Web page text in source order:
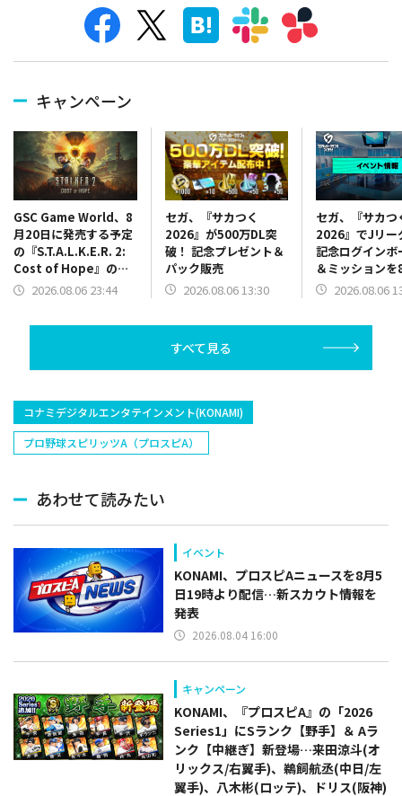
キャンペーン
GSC Game World、8
月20日に発売する予定
の『S.T.A.L.K.E.R. 2:
Cost of Hope』のロ
ケーションを紹介する
2026.08.06 23:44
セガ、『サカつく
2026』が500万DL突
破！ 記念プレゼント＆
パック販売
2026.08.06 13:30
セガ、『サカつ
2026』でJリー
記念ログインボ
＆ミッション
13時より開催
2026.08.06
すべて見る
コナミデジタルエンタテインメント(KONAMI)
プロ野球スピリッツA（プロスピA）
あわせて読みたい
イベント
KONAMI、プロスピAニュースを8月5
日19時より配信…新スカウト情報を
発表
2026.08.04 16:00
キャンペーン
KONAMI、『プロスピA』の「2026
Series1」にSランク【野手】＆ Aラ
ンク【中継ぎ】新登場…来田涼斗(オ
リックス/右翼手)、鵜飼航丞(中日/左
翼手)、八木彬(ロッテ)、ドリス(阪神)